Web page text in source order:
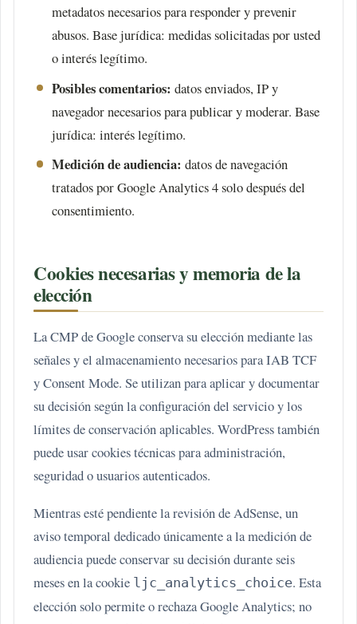
metadatos necesarios para responder y prevenir
abusos. Base jurídica: medidas solicitadas por usted
o interés legítimo.
Posibles comentarios: datos enviados, IP y
navegador necesarios para publicar y moderar. Base
jurídica: interés legítimo.
Medición de audiencia: datos de navegación
tratados por Google Analytics 4 solo después del
consentimiento.
Cookies necesarias y memoria de la
elección
La CMP de Google conserva su elección mediante las
señales y el almacenamiento necesarios para IAB TCF
y Consent Mode. Se utilizan para aplicar y documentar
su decisión según la configuración del servicio y los
límites de conservación aplicables. WordPress también
puede usar cookies técnicas para administración,
seguridad o usuarios autenticados.
Mientras esté pendiente la revisión de AdSense, un
aviso temporal dedicado únicamente a la medición de
audiencia puede conservar su decisión durante seis
meses en la cookie ljc_analytics_choice. Esta
elección solo permite o rechaza Google Analytics; no